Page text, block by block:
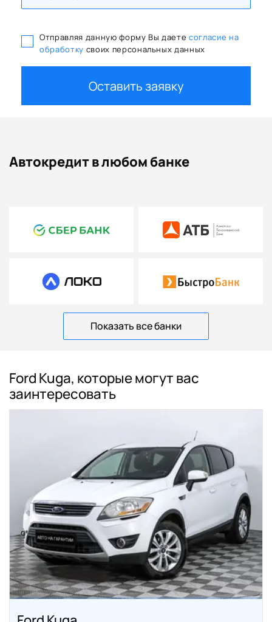
Отправляя данную форму Вы даете согласие на
обработку своих персональных данных
Оставить заявку
Автокредит в любом банке
Показать все банки
Ford Kuga, которые могут вас
заинтересовать